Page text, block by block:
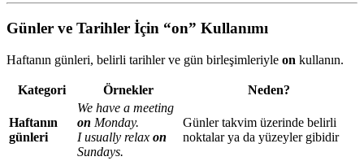
Günler ve Tarihler İçin “on” Kullanımı
Haftanın günleri, belirli tarihler ve gün birleşimleriyle on kullanın.
Kategori Örnekler Neden?
Haftanın
günleri
We have a meeting
on Monday.
I usually relax on
Sundays.
Günler takvim üzerinde belirli
noktalar ya da yüzeyler gibidir